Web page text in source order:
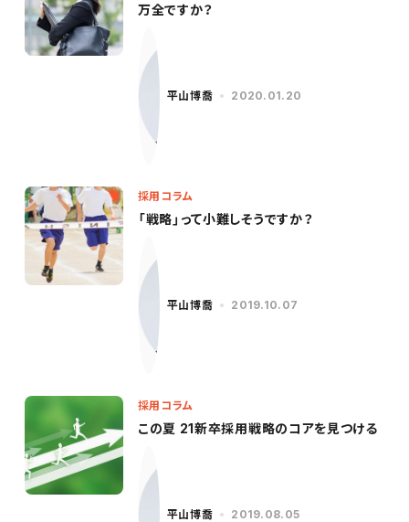
万全ですか？
平山博喬 2020.01.20
採用コラム
「戦略」って小難しそうですか？
平山博喬 2019.10.07
採用コラム
この夏 21新卒採用戦略のコアを見つける
平山博喬 2019.08.05